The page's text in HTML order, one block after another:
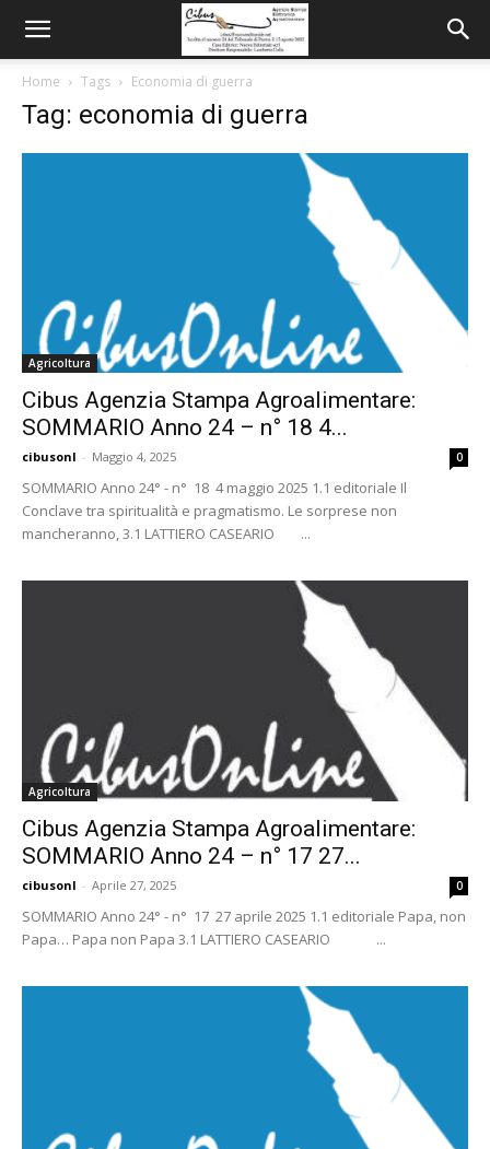
Home Tags Economia di guerra
Tag: economia di guerra
Agricoltura
Cibus Agenzia Stampa Agroalimentare:
SOMMARIO Anno 24 – n° 18 4...
cibusonl - Maggio 4, 2025 0
SOMMARIO Anno 24° - n° 18 4 maggio 2025 1.1 editoriale Il
Conclave tra spiritualità e pragmatismo. Le sorprese non
mancheranno, 3.1 LATTIERO CASEARIO ...
Agricoltura
Cibus Agenzia Stampa Agroalimentare:
SOMMARIO Anno 24 – n° 17 27...
cibusonl - Aprile 27, 2025 0
SOMMARIO Anno 24° - n° 17 27 aprile 2025 1.1 editoriale Papa, non
Papa… Papa non Papa 3.1 LATTIERO CASEARIO ...